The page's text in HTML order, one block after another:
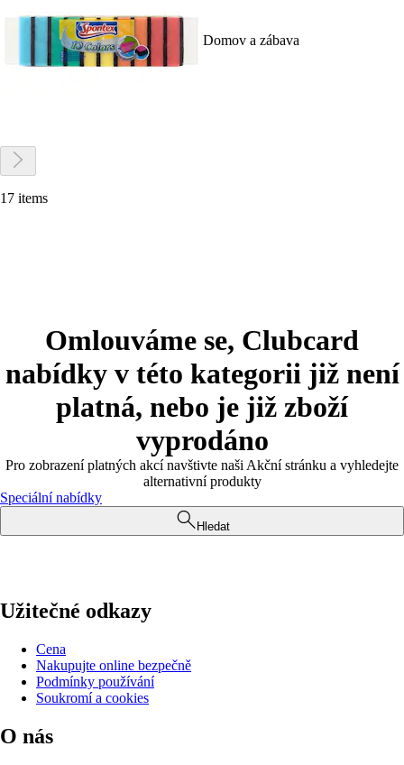
Domov a zábava
17 items
Omlouváme se, Clubcard
nabídky v této kategorii již není
platná, nebo je již zboží
vyprodáno
Pro zobrazení platných akcí navštivte naši Akční stránku a vyhledejte
alternativní produkty
Speciální nabídky
Hledat
Užitečné odkazy
Cena
Nakupujte online bezpečně
Podmínky používání
Soukromí a cookies
O nás